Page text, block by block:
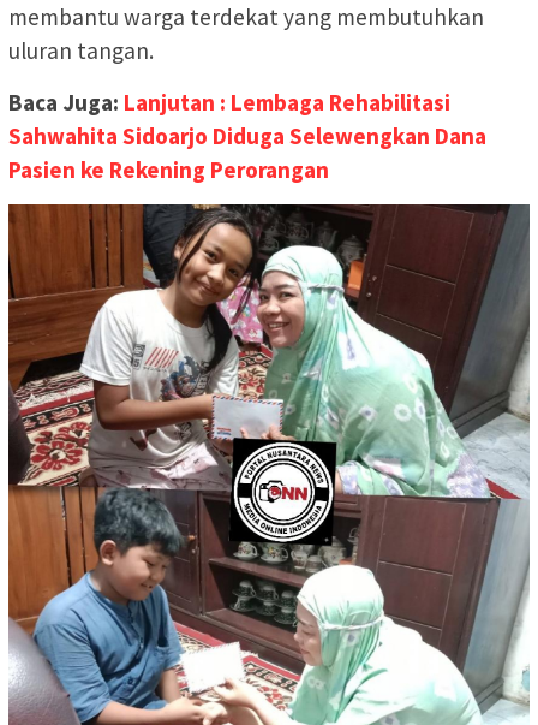
membantu warga terdekat yang membutuhkan
uluran tangan.
Baca Juga: Lanjutan : Lembaga Rehabilitasi
Sahwahita Sidoarjo Diduga Selewengkan Dana
Pasien ke Rekening Perorangan